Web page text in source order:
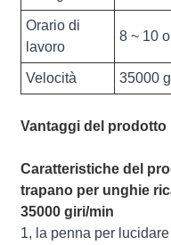
Orario di
lavoro
8 ~ 10
Velocità 35000
Vantaggi del prodotto
Caratteristiche del
trapano per unghie
35000 giri/min
1, la penna per